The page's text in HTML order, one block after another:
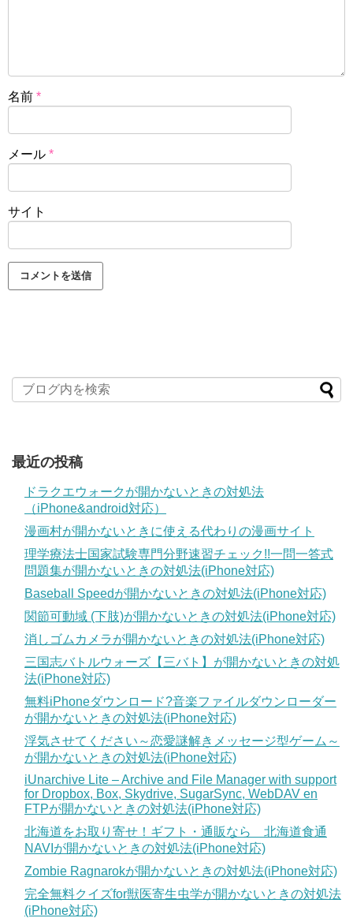
名前 *
メール *
サイト
最近の投稿
ドラクエウォークが開かないときの対処法
（iPhone&android対応）
漫画村が開かないときに使える代わりの漫画サイト
理学療法士国家試験専門分野速習チェック!!一問一答式
問題集が開かないときの対処法(iPhone対応)
Baseball Speedが開かないときの対処法(iPhone対応)
関節可動域 (下肢)が開かないときの対処法(iPhone対応)
消しゴムカメラが開かないときの対処法(iPhone対応)
三国志バトルウォーズ【三バト】が開かないときの対処
法(iPhone対応)
無料iPhoneダウンロード?音楽ファイルダウンローダー
が開かないときの対処法(iPhone対応)
浮気させてください～恋愛謎解きメッセージ型ゲーム～
が開かないときの対処法(iPhone対応)
iUnarchive Lite – Archive and File Manager with support
for Dropbox, Box, Skydrive, SugarSync, WebDAV en
FTPが開かないときの対処法(iPhone対応)
北海道をお取り寄せ！ギフト・通販なら 北海道食通
NAVIが開かないときの対処法(iPhone対応)
Zombie Ragnarokが開かないときの対処法(iPhone対応)
完全無料クイズfor獣医寄生虫学が開かないときの対処法
(iPhone対応)